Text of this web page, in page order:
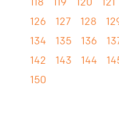
126
127 128
134
135 136
142
143 144
150